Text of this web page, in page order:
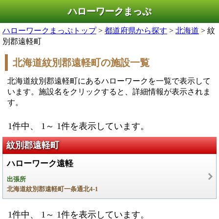
ハローワークまっぷ
ハローワークまっぷトップ> 都道府県から探す > 北海道 > 紋
別郡遠軽町
北海道紋別郡遠軽町の施設一覧
北海道紋別郡遠軽町にあるハローワークを一覧で表示して
います。施設名をクリックすると、詳細情報が表示されま
す。
1件中、 1～ 1件を表示しています。
紋別郡遠軽町
ハローワーク遠軽
出張所
北海道紋別郡遠軽町一条通北4-1
1件中、 1～ 1件を表示しています。